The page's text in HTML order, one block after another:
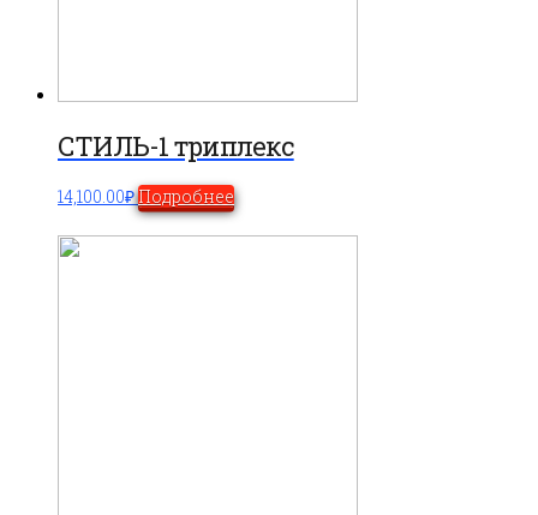
СТИЛЬ-1 триплекс
14,100.00₽ Подробнее